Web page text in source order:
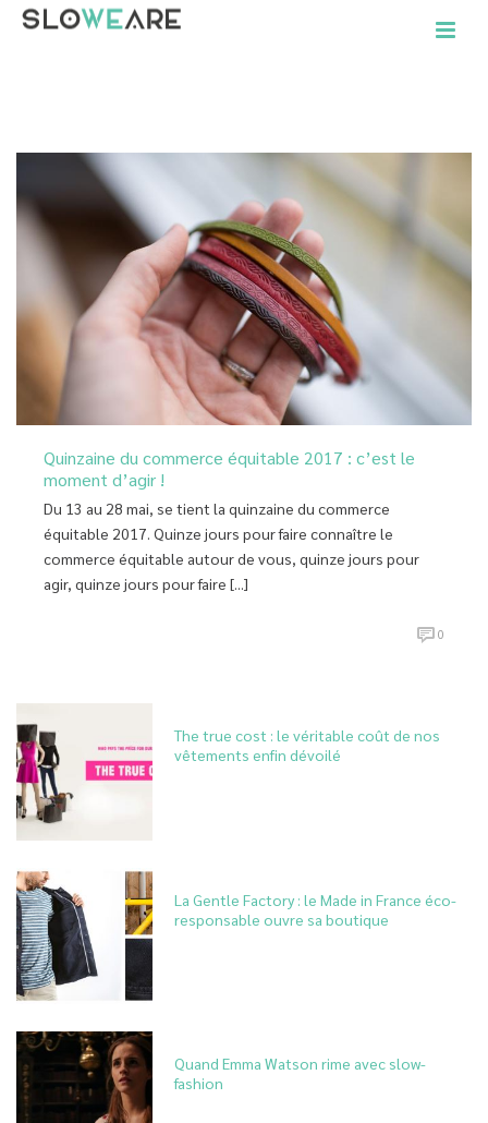
Quinzaine du commerce équitable 2017 : c’est le
moment d’agir !
Du 13 au 28 mai, se tient la quinzaine du commerce
équitable 2017. Quinze jours pour faire connaître le
commerce équitable autour de vous, quinze jours pour
agir, quinze jours pour faire [...]
0
The true cost : le véritable coût de nos
vêtements enfin dévoilé
La Gentle Factory : le Made in France éco-
responsable ouvre sa boutique
Quand Emma Watson rime avec slow-
fashion